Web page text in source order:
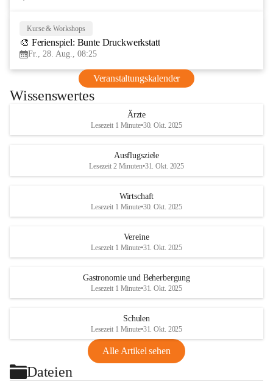
Kurse & Workshops
🎨 Ferienspiel: Bunte Druckwerkstatt
Fr., 28. Aug., 08:25
Veranstaltungskalender
Wissenswertes
Ärzte
Lesezeit 1 Minute•30. Okt. 2025
Ausflugsziele
Lesezeit 2 Minuten•31. Okt. 2025
Wirtschaft
Lesezeit 1 Minute•30. Okt. 2025
Vereine
Lesezeit 1 Minute•31. Okt. 2025
Gastronomie und Beherbergung
Lesezeit 1 Minute•31. Okt. 2025
Schulen
Lesezeit 1 Minute•31. Okt. 2025
Alle Artikel sehen
Dateien